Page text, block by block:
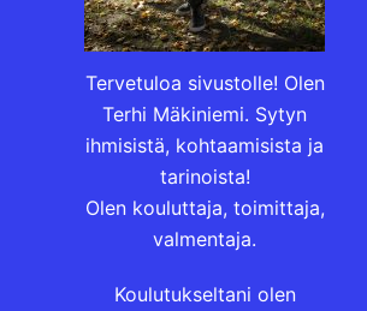
Tervetuloa sivustolle! Olen
Terhi Mäkiniemi. Sytyn
ihmisistä, kohtaamisista ja
tarinoista!
Olen kouluttaja, toimittaja,
valmentaja.
Koulutukseltani olen